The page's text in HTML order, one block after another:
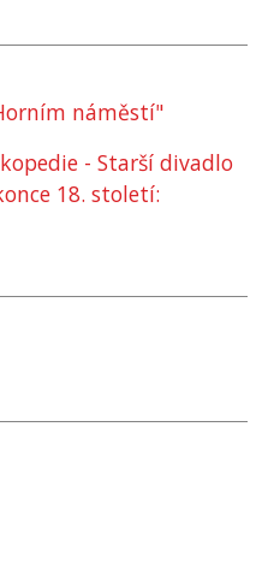
náměstí"
- Starší divadlo
18. století: